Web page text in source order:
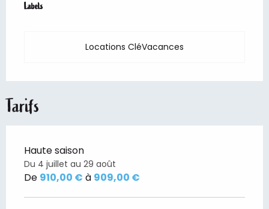
Labels
Labels
Locations CléVacances
Tarifs
Haute saison
Du 4 juillet au 29 août
De 910,00 € à 909,00 €